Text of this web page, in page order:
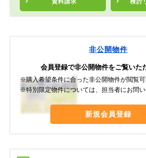
資料請求 検討
非公開物件
会員登録で非公開物件をご覧いた
※購入希望条件に合った非公開物件が閲覧可
※特別限定物件については、担当者にお問い
新規会員登録